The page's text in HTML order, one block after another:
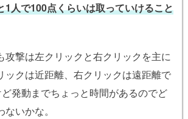
1人で100点くらいは取っていけること
攻撃は左クリックと右クリックを主に
ックは近距離、右クリックは遠距離で
発動までちょっと時間があるのでど
いかな。